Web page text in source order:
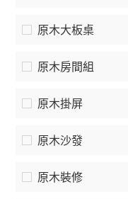
原木大板桌
原木房間組
原木掛屏
原木沙發
原木裝修